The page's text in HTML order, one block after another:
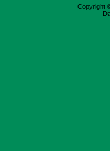
Copyright